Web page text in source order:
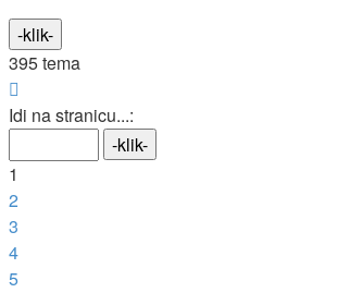
395 tema
1 16.
Idi na stranicu...:
1
2
3
4
5